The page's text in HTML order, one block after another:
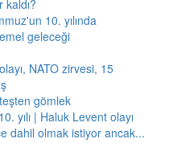
10. yılında
geleceği
NATO zirvesi, 15
gömlek
yılı | Haluk Levent olayı
dahil olmak istiyor ancak...